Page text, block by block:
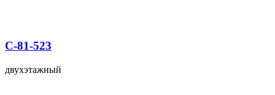
С-81-523
двухэтажный